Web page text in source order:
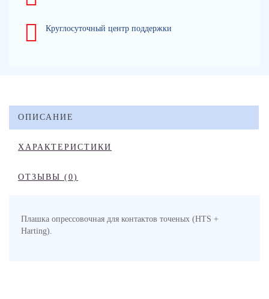
Круглосуточный центр поддержки
ОПИСАНИЕ
ХАРАКТЕРИСТИКИ
ОТЗЫВЫ (0)
Плашка опрессовочная для контактов точеных (HTS +
Harting).